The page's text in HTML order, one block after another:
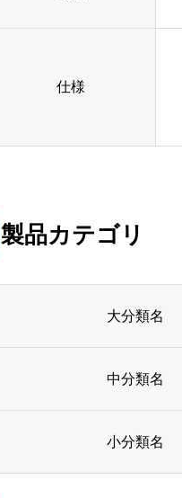
仕様
製品カテゴリ
大分類名
中分類名
小分類名